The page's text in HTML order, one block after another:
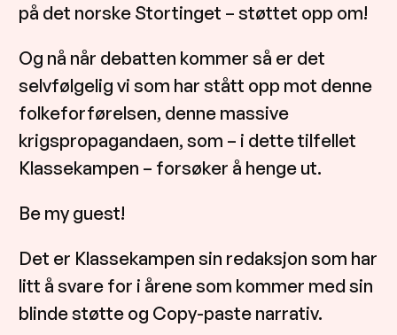
på det norske Stortinget – støttet opp om!
Og nå når debatten kommer så er det
selvfølgelig vi som har stått opp mot denne
folkeforførelsen, denne massive
krigspropagandaen, som – i dette tilfellet
Klassekampen – forsøker å henge ut.
Be my guest!
Det er Klassekampen sin redaksjon som har
litt å svare for i årene som kommer med sin
blinde støtte og Copy-paste narrativ.